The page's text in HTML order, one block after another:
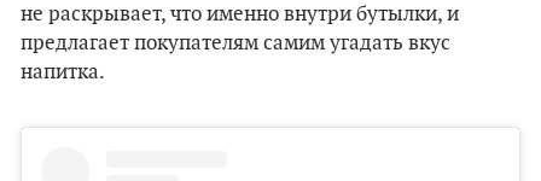
не раскрывает, что именно внутри бутылки, и
предлагает покупателям самим угадать вкус
напитка.